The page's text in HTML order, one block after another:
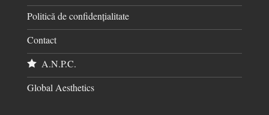
Politică de confidențialitate
Contact
A.N.P.C.
Global Aesthetics